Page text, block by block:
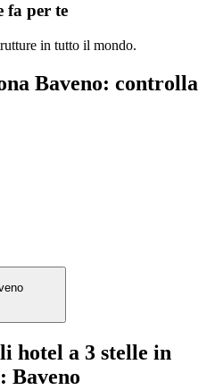
fa per te
in tutto il mondo.
Baveno: controlla
hotel a 3 stelle in
Baveno